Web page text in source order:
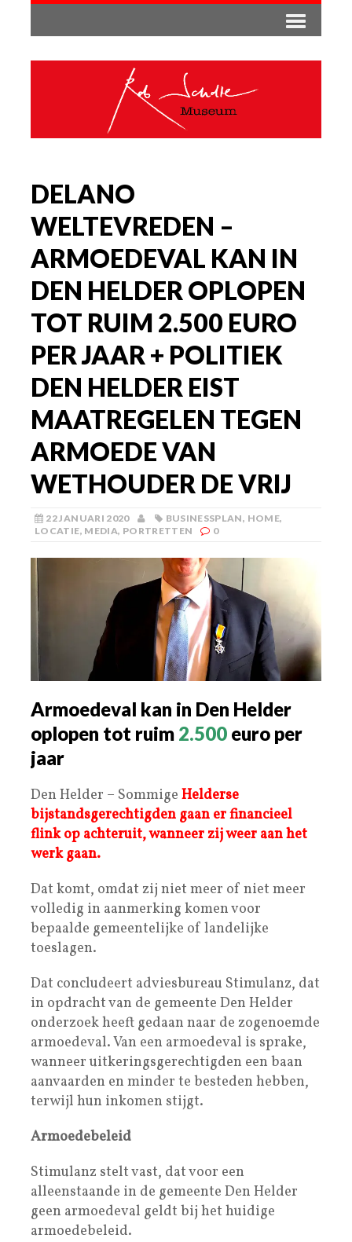
DELANO
WELTEVREDEN –
ARMOEDEVAL KAN IN
DEN HELDER OPLOPEN
TOT RUIM 2.500 EURO
PER JAAR + POLITIEK
DEN HELDER EIST
MAATREGELEN TEGEN
ARMOEDE VAN
WETHOUDER DE VRIJ
22 JANUARI 2020 BUSINESSPLAN, HOME,
LOCATIE, MEDIA, PORTRETTEN 0
Armoedeval kan in Den Helder
oplopen tot ruim 2.500 euro per
jaar
Den Helder – Sommige Helderse
bijstandsgerechtigden gaan er financieel
flink op achteruit, wanneer zij weer aan het
werk gaan.
Dat komt, omdat zij niet meer of niet meer
volledig in aanmerking komen voor
bepaalde gemeentelijke of landelijke
toeslagen.
Dat concludeert adviesbureau Stimulanz, dat
in opdracht van de gemeente Den Helder
onderzoek heeft gedaan naar de zogenoemde
armoedeval. Van een armoedeval is sprake,
wanneer uitkeringsgerechtigden een baan
aanvaarden en minder te besteden hebben,
terwijl hun inkomen stijgt.
Armoedebeleid
Stimulanz stelt vast, dat voor een
alleenstaande in de gemeente Den Helder
geen armoedeval geldt bij het huidige
armoedebeleid.